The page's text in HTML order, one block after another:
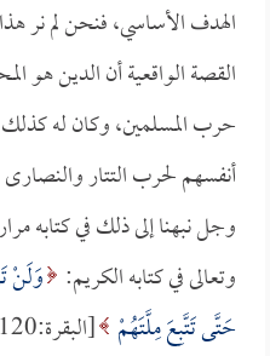
الهدف الأساسي، فنحن لم نر
القصة الواقعية أن الدين هو
حرب المسلمين، وكان له كذلك
أنفسهم لحرب التتار والنصارى
وجل نبهنا إلى ذلك في كتابه
وتعالى في كتابه الكريم: وَلَنْ
حَتَّى تَتَّبِعَ مِلَّتَهُمْ